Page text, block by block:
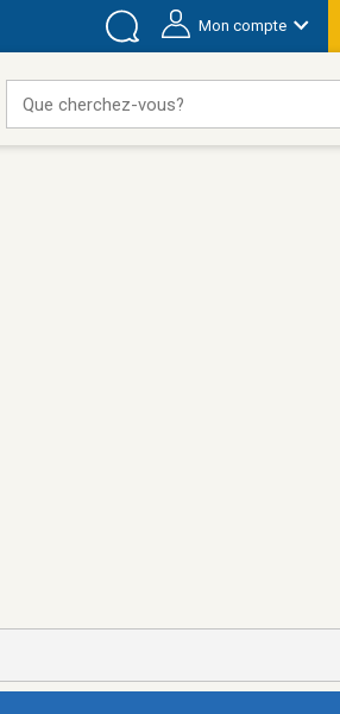
Mon compte
Que cherchez-vous?